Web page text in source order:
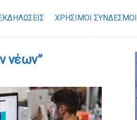
ΧΡΉΣΙΜΟΙ ΣΎΝΔΕΣΜΟΙ
νέων”